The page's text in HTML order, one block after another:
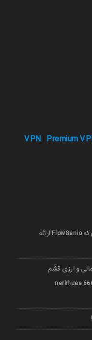
VPN Premium
چرا بیشتر تریدرها رشد نمی‌کنند؟ راهکاری که FlowGenio ارائه
و ارزی قشم
501036018 | 971***77739 | 971***66669 nerkhuae